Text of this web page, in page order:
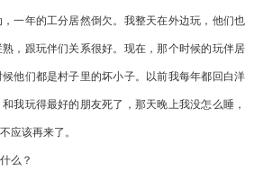
年的工分居然倒欠。我整天在外边玩，他们也
，跟玩伴们关系很好。现在，那个时候的玩伴居
他们都是村子里的坏小子。以前我每年都回白洋
我玩得最好的朋友死了，那天晚上我没怎么睡，
应该再来了。
么？